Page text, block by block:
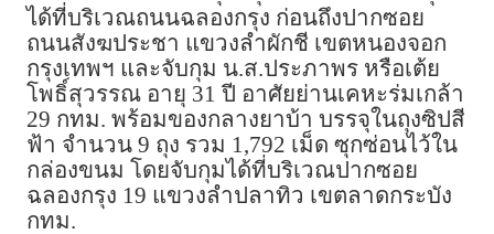
ได้ที่บริเวณถนนฉลองกรุง ก่อนถึงปากซอย
ถนนสังฆประชา แขวงลำผักชี เขตหนองจอก
กรุงเทพฯ และจับกุม น.ส.ประภาพร หรือเต้ย
โพธิ์สุวรรณ อายุ 31 ปี อาศัยย่านเคหะร่มเกล้า
29 กทม. พร้อมของกลางยาบ้า บรรจุในถุงซิปสี
ฟ้า จำนวน 9 ถุง รวม 1,792 เม็ด ซุกซ่อนไว้ใน
กล่องขนม โดยจับกุมได้ที่บริเวณปากซอย
ฉลองกรุง 19 แขวงลำปลาทิว เขตลาดกระบัง
กทม.